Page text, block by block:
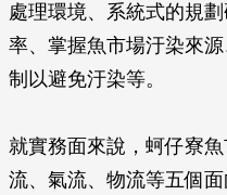
處理環境、系統式的規
率、掌握魚市場汙染來
制以避免汙染等。
就實務面來說，蚵仔寮
流、氣流、物流等五個